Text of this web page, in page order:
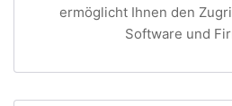
ermöglicht Ihnen den
Software und